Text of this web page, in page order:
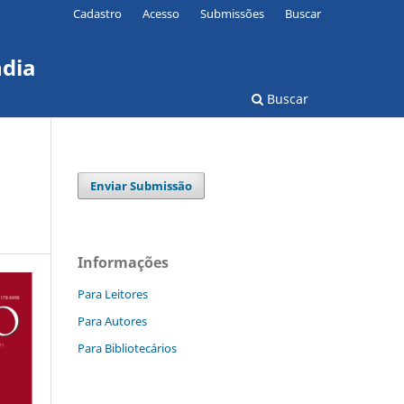
Buscar
Cadastro Acesso Submissões Buscar
Enviar Submissão
Informações
Para Leitores
Para Autores
Para Bibliotecários